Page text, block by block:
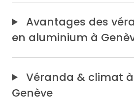
Avantages des
en aluminium à
Véranda & climat à
Genève